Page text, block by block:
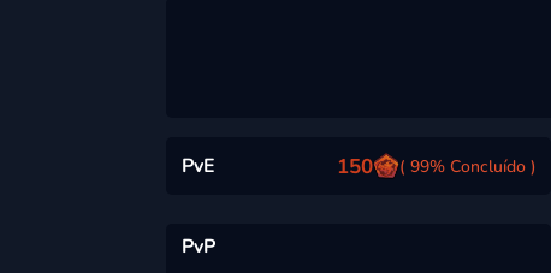
PvE 150 ( 99% Concluído )
PvP